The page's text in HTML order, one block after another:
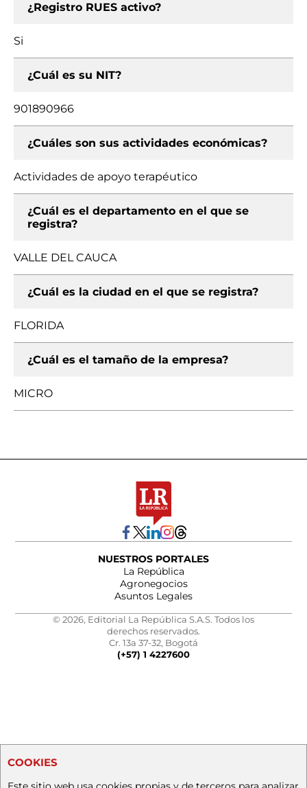
¿Registro RUES activo?
Si
¿Cuál es su NIT?
901890966
¿Cuáles son sus actividades económicas?
Actividades de apoyo terapéutico
¿Cuál es el departamento en el que se
registra?
VALLE DEL CAUCA
¿Cuál es la ciudad en el que se registra?
FLORIDA
¿Cuál es el tamaño de la empresa?
MICRO
NUESTROS PORTALES
La República
Agronegocios
Asuntos Legales
© 2026, Editorial La República S.A.S. Todos los
derechos reservados.
Cr. 13a 37-32, Bogotá
(+57) 1 4227600
COOKIES